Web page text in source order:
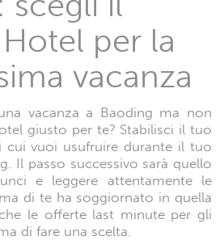
per la
vacanza
vacanza a Baoding ma non
giusto per te? Stabilisci il tuo
cui vuoi usufruire durante il tuo
Il passo successivo sarà quello
e leggere attentamente le
di te ha soggiornato in quella
le offerte last minute per gli
di fare una scelta.